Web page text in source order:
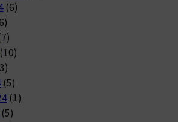
(6)
(10)
(5)
(1)
(5)